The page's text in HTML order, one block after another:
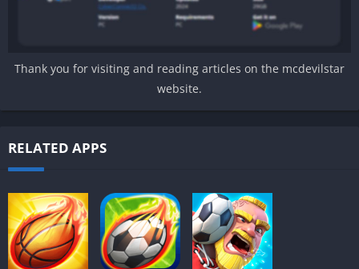
Thank you for visiting and reading articles on the mcdevilstar
website.
RELATED APPS